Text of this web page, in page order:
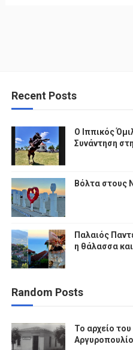
Recent Posts
Ο Ιππικός
Συνάντηση
Βόλτα στους
Παλαιός
η θάλασσα
Random Posts
Το αρχείο